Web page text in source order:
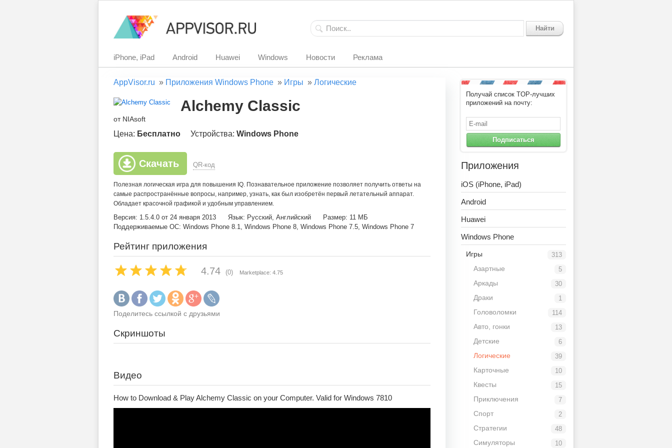
Найти
iPhone, iPad Android Huawei Windows Новости Реклама
AppVisor.ru » Приложения Windows Phone » Игры » Логические
Alchemy Classic
от NIAsoft
Цена: Бесплатно Устройства: Windows Phone
Скачать QR-код
Полезная логическая игра для повышения IQ. Познавательное приложение позволяет получить ответы на
самые распространённые вопросы, например, узнать, как был изобретён первый летательный аппарат.
Обладает красочной графикой и удобным управлением.
Версия: 1.5.4.0 от 24 января 2013 Язык: Русский, Английский
Размер: 11 МБ
Поддерживаемые ОС: Windows Phone 8.1, Windows Phone 8, Windows Phone 7.5, Windows Phone 7
Рейтинг приложения
4.74 (0) Marketplace: 4.75
Поделитесь ссылкой с друзьями
Скриншоты
Видео
How to Download & Play Alchemy Classic on your Computer. Valid for Windows 7810
Получай список TOP-лучших
приложений на почту:
Подписаться
Приложения
iOS (iPhone, iPad)
Android
Huawei
Windows Phone
313
Игры
5
Азартные
30
Аркады
1
Драки
114
Головоломки
13
Авто, гонки
6
Детские
39
Логические
10
Карточные
15
Квесты
7
Приключения
2
Спорт
48
Стратегии
10
Симуляторы